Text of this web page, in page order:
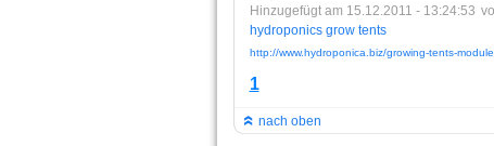
Hinzugefügt am 15.12.2011 - 13:24:53
hydroponics grow tents
http://www.hydroponica.biz/growing-tents-
1
nach oben